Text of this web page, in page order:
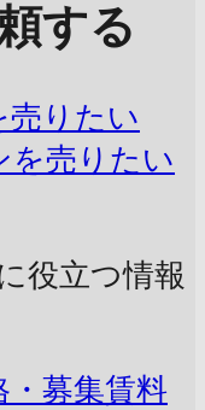
する
売りたい
を売りたい
役立つ情報
・募集賃料